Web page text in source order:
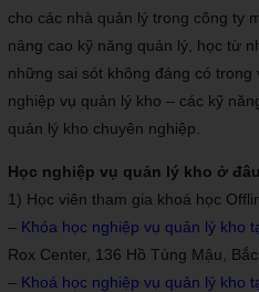
cho các nhà quản lý trong công ty
nâng cao kỹ năng quản lý, học từ
những sai sót không đáng có
nghiệp vụ quản lý kho – các kỹ
quản lý kho chuyên nghiệp.
Học nghiệp vụ quản lý kho ở đâu
1) Học viên tham gia khoá học
– Khóa học nghiệp vụ quản lý kho
Rox Center, 136 Hồ Tùng Mậu,
– Khoá học nghiệp vụ quản lý kho